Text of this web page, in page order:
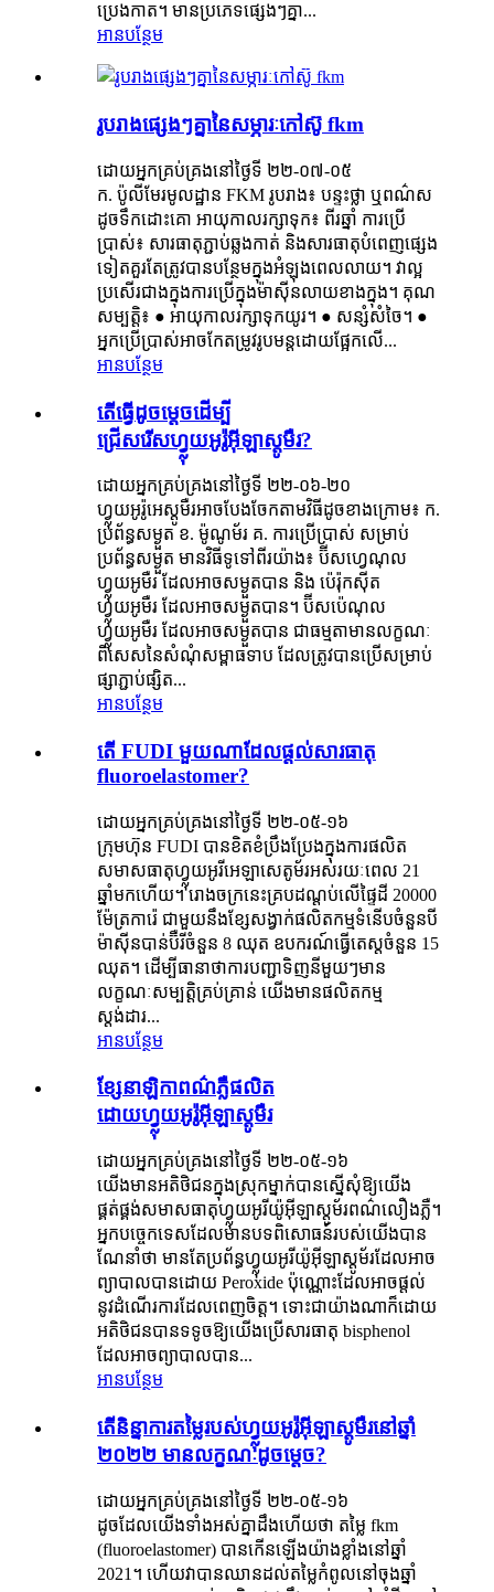
ប្រេងកាត។ មានប្រភេទផ្សេងៗគ្នា...
អានបន្ថែម
រូបរាងផ្សេងៗគ្នានៃសម្ភារៈកៅស៊ូ fkm
ដោយអ្នកគ្រប់គ្រងនៅថ្ងៃទី ២២-០៧-០៥
ក. ប៉ូលីមែរមូលដ្ឋាន FKM រូបរាង៖ បន្ទះថ្លា ឬពណ៌ស
ដូចទឹកដោះគោ អាយុកាលរក្សាទុក៖ ពីរឆ្នាំ ការប្រើ
ប្រាស់៖ សារធាតុភ្ជាប់ឆ្លងកាត់ និងសារធាតុបំពេញផ្សេង
ទៀតគួរតែត្រូវបានបន្ថែមក្នុងអំឡុងពេលលាយ។ វាល្អ
ប្រសើរជាងក្នុងការប្រើក្នុងម៉ាស៊ីនលាយខាងក្នុង។ គុណ
សម្បត្តិ៖ ● អាយុកាលរក្សាទុកយូរ។ ● សន្សំសំចៃ។ ●
អ្នកប្រើប្រាស់អាចកែតម្រូវរូបមន្តដោយផ្អែកលើ...
អានបន្ថែម
តើធ្វើដូចម្តេចដើម្បី
ជ្រើសរើសហ្វ្លុយអូរ៉ូអ៊ីឡាស្តូមឺរ?
ដោយអ្នកគ្រប់គ្រងនៅថ្ងៃទី ២២-០៦-២០
ហ្វ្លុយអូរ៉ូអេស្តូមឺរអាចបែងចែកតាមវិធីដូចខាងក្រោម៖ ក.
ប្រព័ន្ធសម្ងួត ខ. ម៉ូណូម័រ គ. ការប្រើប្រាស់ សម្រាប់
ប្រព័ន្ធសម្ងួត មានវិធីទូទៅពីរយ៉ាង៖ ប៊ីសហ្វេណុល
ហ្វ្លុយអូមឺរ ដែលអាចសម្ងួតបាន និង ប៉េរ៉ុកស៊ីត
ហ្វ្លុយអូមឺរ ដែលអាចសម្ងួតបាន។ ប៊ីសប៉េណុល
ហ្វ្លុយអូមឺរ ដែលអាចសម្ងួតបាន ជាធម្មតាមានលក្ខណៈ
ពិសេសនៃសំណុំសម្ពាធទាប ដែលត្រូវបានប្រើសម្រាប់
ផ្សាភ្ជាប់ផ្សិត...
អានបន្ថែម
តើ FUDI មួយណាដែលផ្តល់សារធាតុ
fluoroelastomer?
ដោយអ្នកគ្រប់គ្រងនៅថ្ងៃទី ២២-០៥-១៦
ក្រុមហ៊ុន FUDI បានខិតខំប្រឹងប្រែងក្នុងការផលិត
សមាសធាតុហ្វ្លុយអូរីអេឡាសេតូម័រអស់រយៈពេល 21
ឆ្នាំមកហើយ។ រោងចក្រនេះគ្របដណ្តប់លើផ្ទៃដី 20000
ម៉ែត្រការ៉េ ជាមួយនឹងខ្សែសង្វាក់ផលិតកម្មទំនើបចំនួនបី
ម៉ាស៊ីនបាន់ប៊ឺរីចំនួន 8 ឈុត ឧបករណ៍ធ្វើតេស្តចំនួន 15
ឈុត។ ដើម្បីធានាថាការបញ្ជាទិញនីមួយៗមាន
លក្ខណៈសម្បត្តិគ្រប់គ្រាន់ យើងមានផលិតកម្ម
ស្តង់ដារ...
អានបន្ថែម
ខ្សែនាឡិកាពណ៌ភ្លឺផលិត
ដោយហ្វ្លុយអូរ៉ូអ៊ីឡាស្តូមឺរ
ដោយអ្នកគ្រប់គ្រងនៅថ្ងៃទី ២២-០៥-១៦
យើងមានអតិថិជនក្នុងស្រុកម្នាក់បានស្នើសុំឱ្យយើង
ផ្គត់ផ្គង់សមាសធាតុហ្វ្លុយអូរីយ៉ូអ៊ីឡាស្តូម័រពណ៌លឿងភ្លឺ។
អ្នកបច្ចេកទេសដែលមានបទពិសោធន៍របស់យើងបាន
ណែនាំថា មានតែប្រព័ន្ធហ្វ្លុយអូរីយ៉ូអ៊ីឡាស្តូម័រដែលអាច
ព្យាបាលបានដោយ Peroxide ប៉ុណ្ណោះដែលអាចផ្តល់
នូវដំណើរការដែលពេញចិត្ត។ ទោះជាយ៉ាងណាក៏ដោយ
អតិថិជនបានទទូចឱ្យយើងប្រើសារធាតុ bisphenol
ដែលអាចព្យាបាលបាន...
អានបន្ថែម
តើ​និន្នាការ​តម្លៃ​របស់​ហ្វ្លុយអូរ៉ូអ៊ីឡាស្តូមឺរ​នៅ​ឆ្នាំ
២០២២ មាន​លក្ខណៈ​ដូចម្តេច?
ដោយអ្នកគ្រប់គ្រងនៅថ្ងៃទី ២២-០៥-១៦
ដូចដែលយើងទាំងអស់គ្នាដឹងហើយថា តម្លៃ fkm
(fluoroelastomer) បានកើនឡើងយ៉ាងខ្លាំងនៅឆ្នាំ
2021។ ហើយវាបានឈានដល់តម្លៃកំពូលនៅចុងឆ្នាំ